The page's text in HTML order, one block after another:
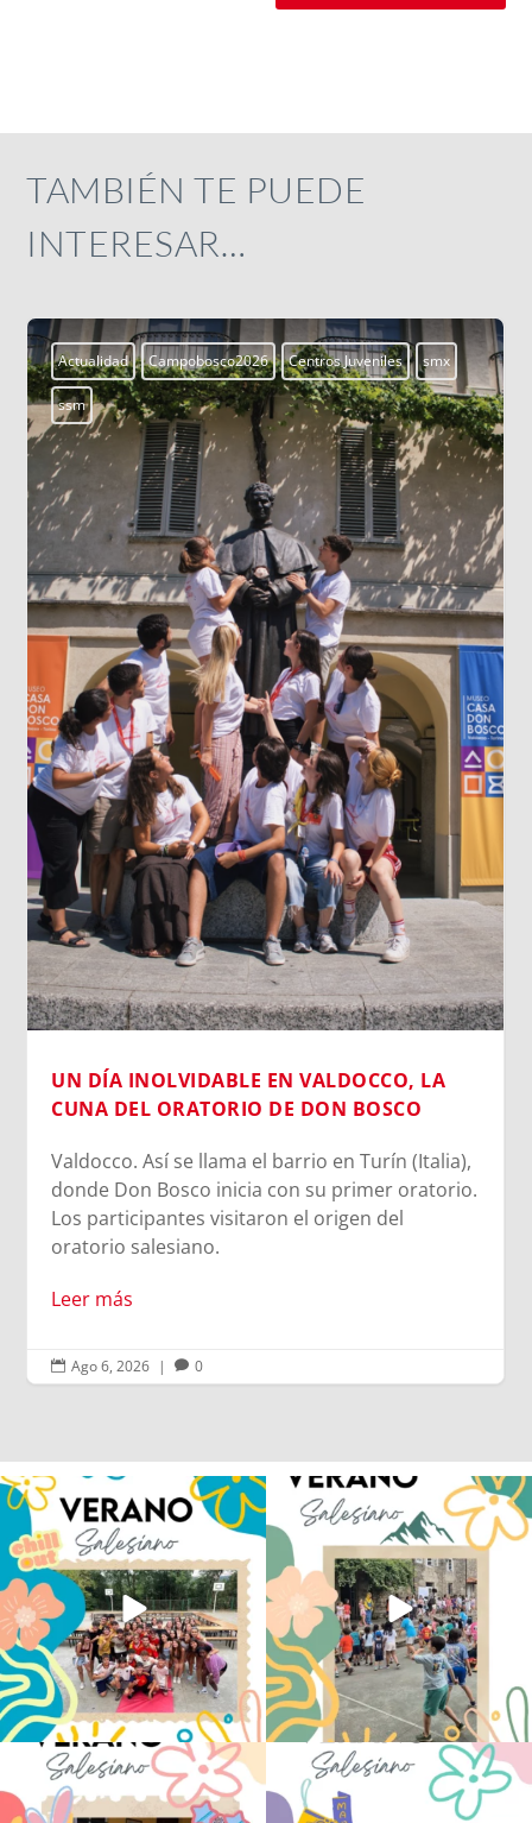
TAMBIÉN TE PUEDE
INTERESAR…
Aprendiendo a vivir Blogs
LOS DATOS BIOMÉTRICOS: NUESTRA
IDENTIDAD EN JUEGO
Cada vez que jugamos con la inteligencia
artificial subiendo nuestra imagen para generar
un avatar gracioso, en el fondo estamos
cediendo una parte de nuestra identidad. El
escaneo facial no es un simple pasatiempo
inofensivo; nuestra cara es una seña de
identidad...
Leer más
 Ago 6, 2026 |
Los alumnos de 6º de Primaria, 1º y 2º
de la ESO...
146 2
La diversión y la alegría también se han
sentido...
95 0
No hay verano sin que sea Salesiano ❤️
💫 en Luz 4
...
0
viviendo la alegría en el campamento
...